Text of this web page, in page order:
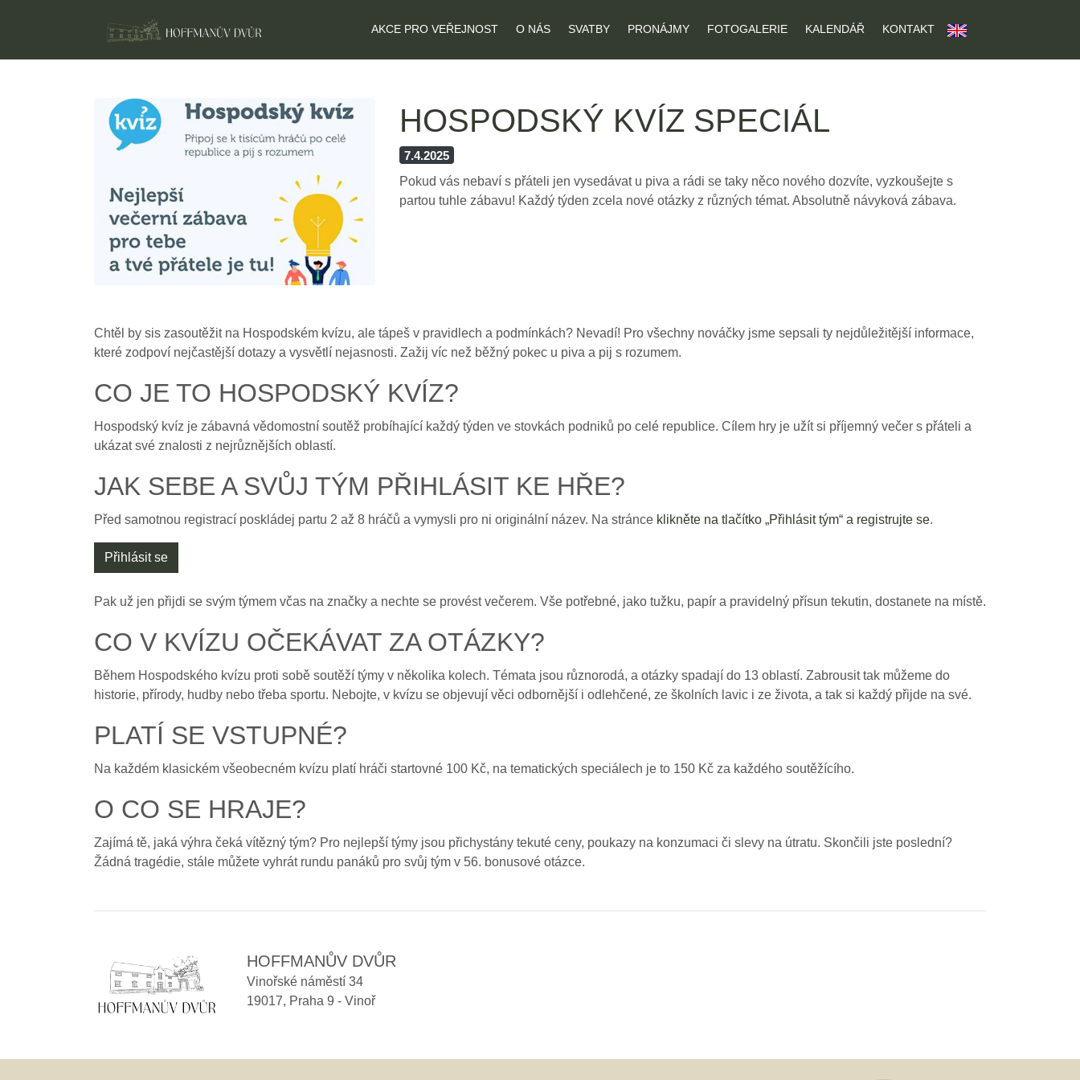
AKCE PRO VEŘEJNOST O NÁS SVATBY PRONÁJMY FOTOGALERIE KALENDÁŘ KONTAKT
HOSPODSKÝ KVÍZ SPECIÁL
7.4.2025
Pokud vás nebaví s přáteli jen vysedávat u piva a rádi se taky něco nového dozvíte, vyzkoušejte s
partou tuhle zábavu! Každý týden zcela nové otázky z různých témat. Absolutně návyková zábava.
Chtěl by sis zasoutěžit na Hospodském kvízu, ale tápeš v pravidlech a podmínkách? Nevadí! Pro všechny nováčky jsme sepsali ty nejdůležitější informace,
které zodpoví nejčastější dotazy a vysvětlí nejasnosti. Zažij víc než běžný pokec u piva a pij s rozumem.
CO JE TO HOSPODSKÝ KVÍZ?
Hospodský kvíz je zábavná vědomostní soutěž probíhající každý týden ve stovkách podniků po celé republice. Cílem hry je užít si příjemný večer s přáteli a
ukázat své znalosti z nejrůznějších oblastí.
JAK SEBE A SVŮJ TÝM PŘIHLÁSIT KE HŘE?
Před samotnou registrací poskládej partu 2 až 8 hráčů a vymysli pro ni originální název. Na stránce klikněte na tlačítko „Přihlásit tým“ a registrujte se.
Přihlásit se
Pak už jen přijdi se svým týmem včas na značky a nechte se provést večerem. Vše potřebné, jako tužku, papír a pravidelný přísun tekutin, dostanete na místě.
CO V KVÍZU OČEKÁVAT ZA OTÁZKY?
Během Hospodského kvízu proti sobě soutěží týmy v několika kolech. Témata jsou různorodá, a otázky spadají do 13 oblastí. Zabrousit tak můžeme do
historie, přírody, hudby nebo třeba sportu. Nebojte, v kvízu se objevují věci odbornější i odlehčené, ze školních lavic i ze života, a tak si každý přijde na své.
PLATÍ SE VSTUPNÉ?
Na každém klasickém všeobecném kvízu platí hráči startovné 100 Kč, na tematických speciálech je to 150 Kč za každého soutěžícího.
O CO SE HRAJE?
Zajímá tě, jaká výhra čeká vítězný tým? Pro nejlepší týmy jsou přichystány tekuté ceny, poukazy na konzumaci či slevy na útratu. Skončili jste poslední?
Žádná tragédie, stále můžete vyhrát rundu panáků pro svůj tým v 56. bonusové otázce.
HOFFMANŮV DVŮR
Vinořské náměstí 34
19017, Praha 9 - Vinoř